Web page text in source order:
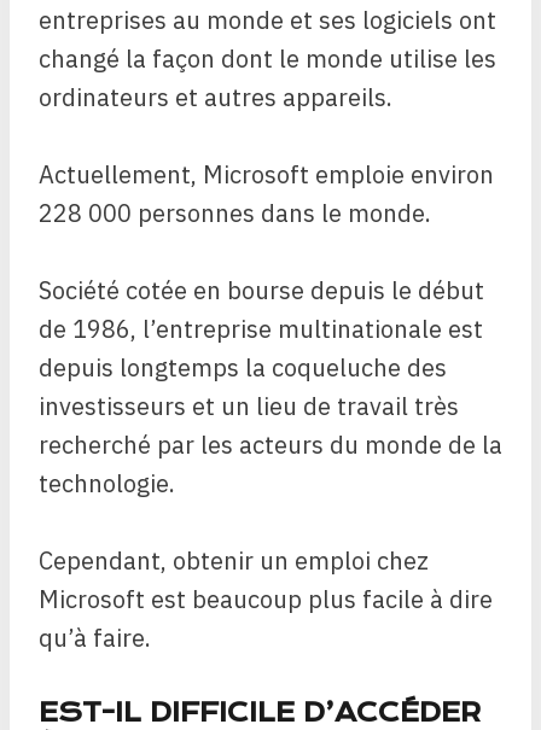
entreprises au monde et ses logiciels ont
changé la façon dont le monde utilise les
ordinateurs et autres appareils.
Actuellement, Microsoft emploie environ
228 000 personnes dans le monde.
Société cotée en bourse depuis le début
de 1986, l’entreprise multinationale est
depuis longtemps la coqueluche des
investisseurs et un lieu de travail très
recherché par les acteurs du monde de la
technologie.
Cependant, obtenir un emploi chez
Microsoft est beaucoup plus facile à dire
qu’à faire.
EST-IL DIFFICILE D’ACCÉDER